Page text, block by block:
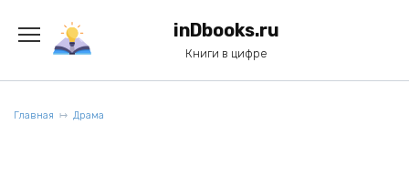
содержанию
inDbooks.ru
Книги в цифре
Главная Драма